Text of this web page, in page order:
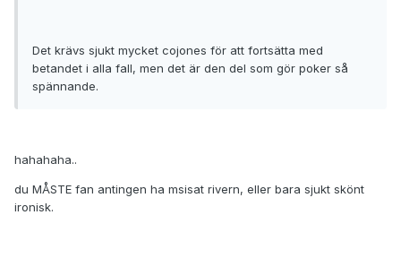
Det krävs sjukt mycket cojones för att fortsätta med
betandet i alla fall, men det är den del som gör poker så
spännande.
hahahaha..
du MÅSTE fan antingen ha msisat rivern, eller bara sjukt skönt
ironisk.